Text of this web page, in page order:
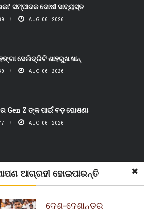
ଆଗ୍ରହୀ ହୋଇପାରନ୍ତି
ଦେଶ-ଦେଶାନ୍ତର
ସମ୍ପାଦକ ଦୋଷୀ ସାବ୍ୟସ୍ତ
AUG 06, 2026
ସେଲିବ୍ରିଟି ଶାହରୁଖ ଖାନ୍
AUG 06, 2026
Gen Z ଙ୍କ ପାଇଁ ବଡ଼ ଘୋଷଣା
AUG 06, 2026
India